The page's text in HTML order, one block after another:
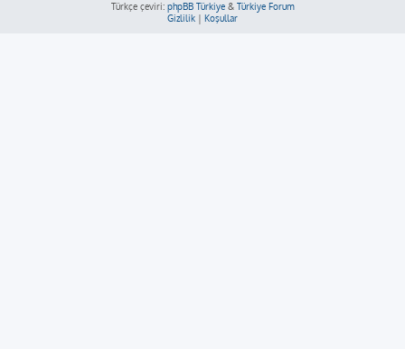
Türkçe çeviri: phpBB Türkiye& Türkiye Forum
Gizlilik | Koşullar